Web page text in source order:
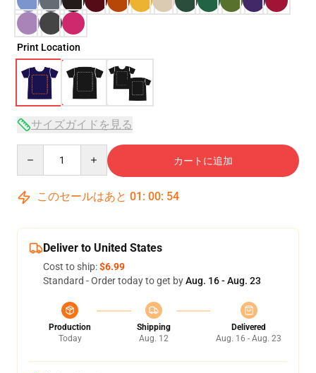
Print Location
サイズガイドを見る
カートに追加
このセールはあと 01 : 00: 53
Deliver to United States
Cost to ship:$6.99
Standard - Order today to get byAug. 16 - Aug. 23
Production
Today
Shipping
Aug. 12
Delivered
Aug. 16 - Aug. 23